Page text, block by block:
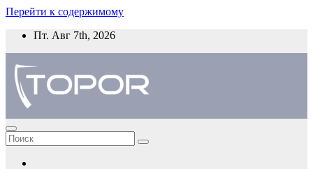
Перейти к содержимому
Пт. Авг 7th, 2026